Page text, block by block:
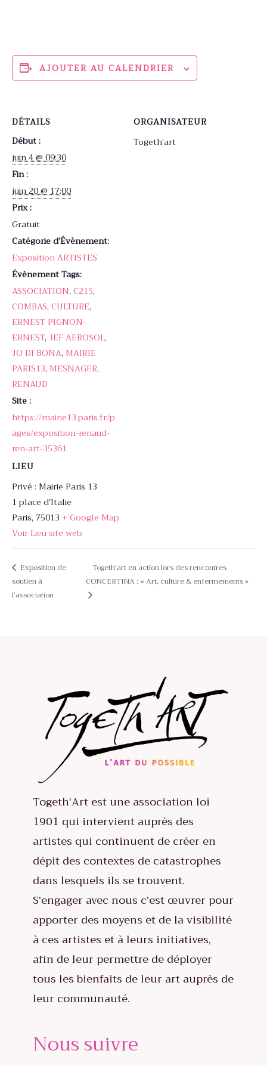
AJOUTER AU CALENDRIER
DÉTAILS
Début :
juin 4 @ 09:30
Fin :
juin 20 @ 17:00
Prix :
Gratuit
Catégorie d’Évènement:
Exposition ARTISTES
Évènement Tags:
ASSOCIATION, C215,
COMBAS, CULTURE,
ERNEST PIGNON-
ERNEST, JEF AEROSOL,
JO DI BONA, MAIRIE
PARIS13, MESNAGER,
RENAUD
Site :
https://mairie13.paris.fr/p
ages/exposition-renaud-
ren-art-35361
LIEU
Privé : Mairie Paris 13
1 place d'Italie
Paris, 75013 + Google Map
Voir Lieu site web
ORGANISATEUR
Togeth’art
Exposition de
soutien à
l’association
Togeth’art en action lors des rencontres
CONCERTINA : « Art, culture & enfermements »
Togeth’Art est une association loi
1901 qui intervient auprès des
artistes qui continuent de créer en
dépit des contextes de catastrophes
dans lesquels ils se trouvent.
S’engager avec nous c’est œuvrer pour
apporter des moyens et de la visibilité
à ces artistes et à leurs initiatives,
afin de leur permettre de déployer
tous les bienfaits de leur art auprès de
leur communauté.
Nous suivre